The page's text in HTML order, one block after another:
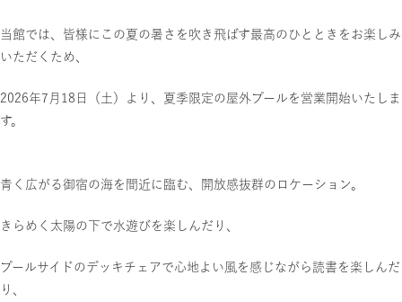
当館では、皆様にこの夏の暑さを吹き飛ばす最高のひとときをお楽しみ
いただくため、
2026年7月18日（土）より、夏季限定の屋外プールを営業開始いたしま
す。
青く広がる御宿の海を間近に臨む、開放感抜群のロケーション。
きらめく太陽の下で水遊びを楽しんだり、
プールサイドのデッキチェアで心地よい風を感じながら読書を楽しんだ
り、